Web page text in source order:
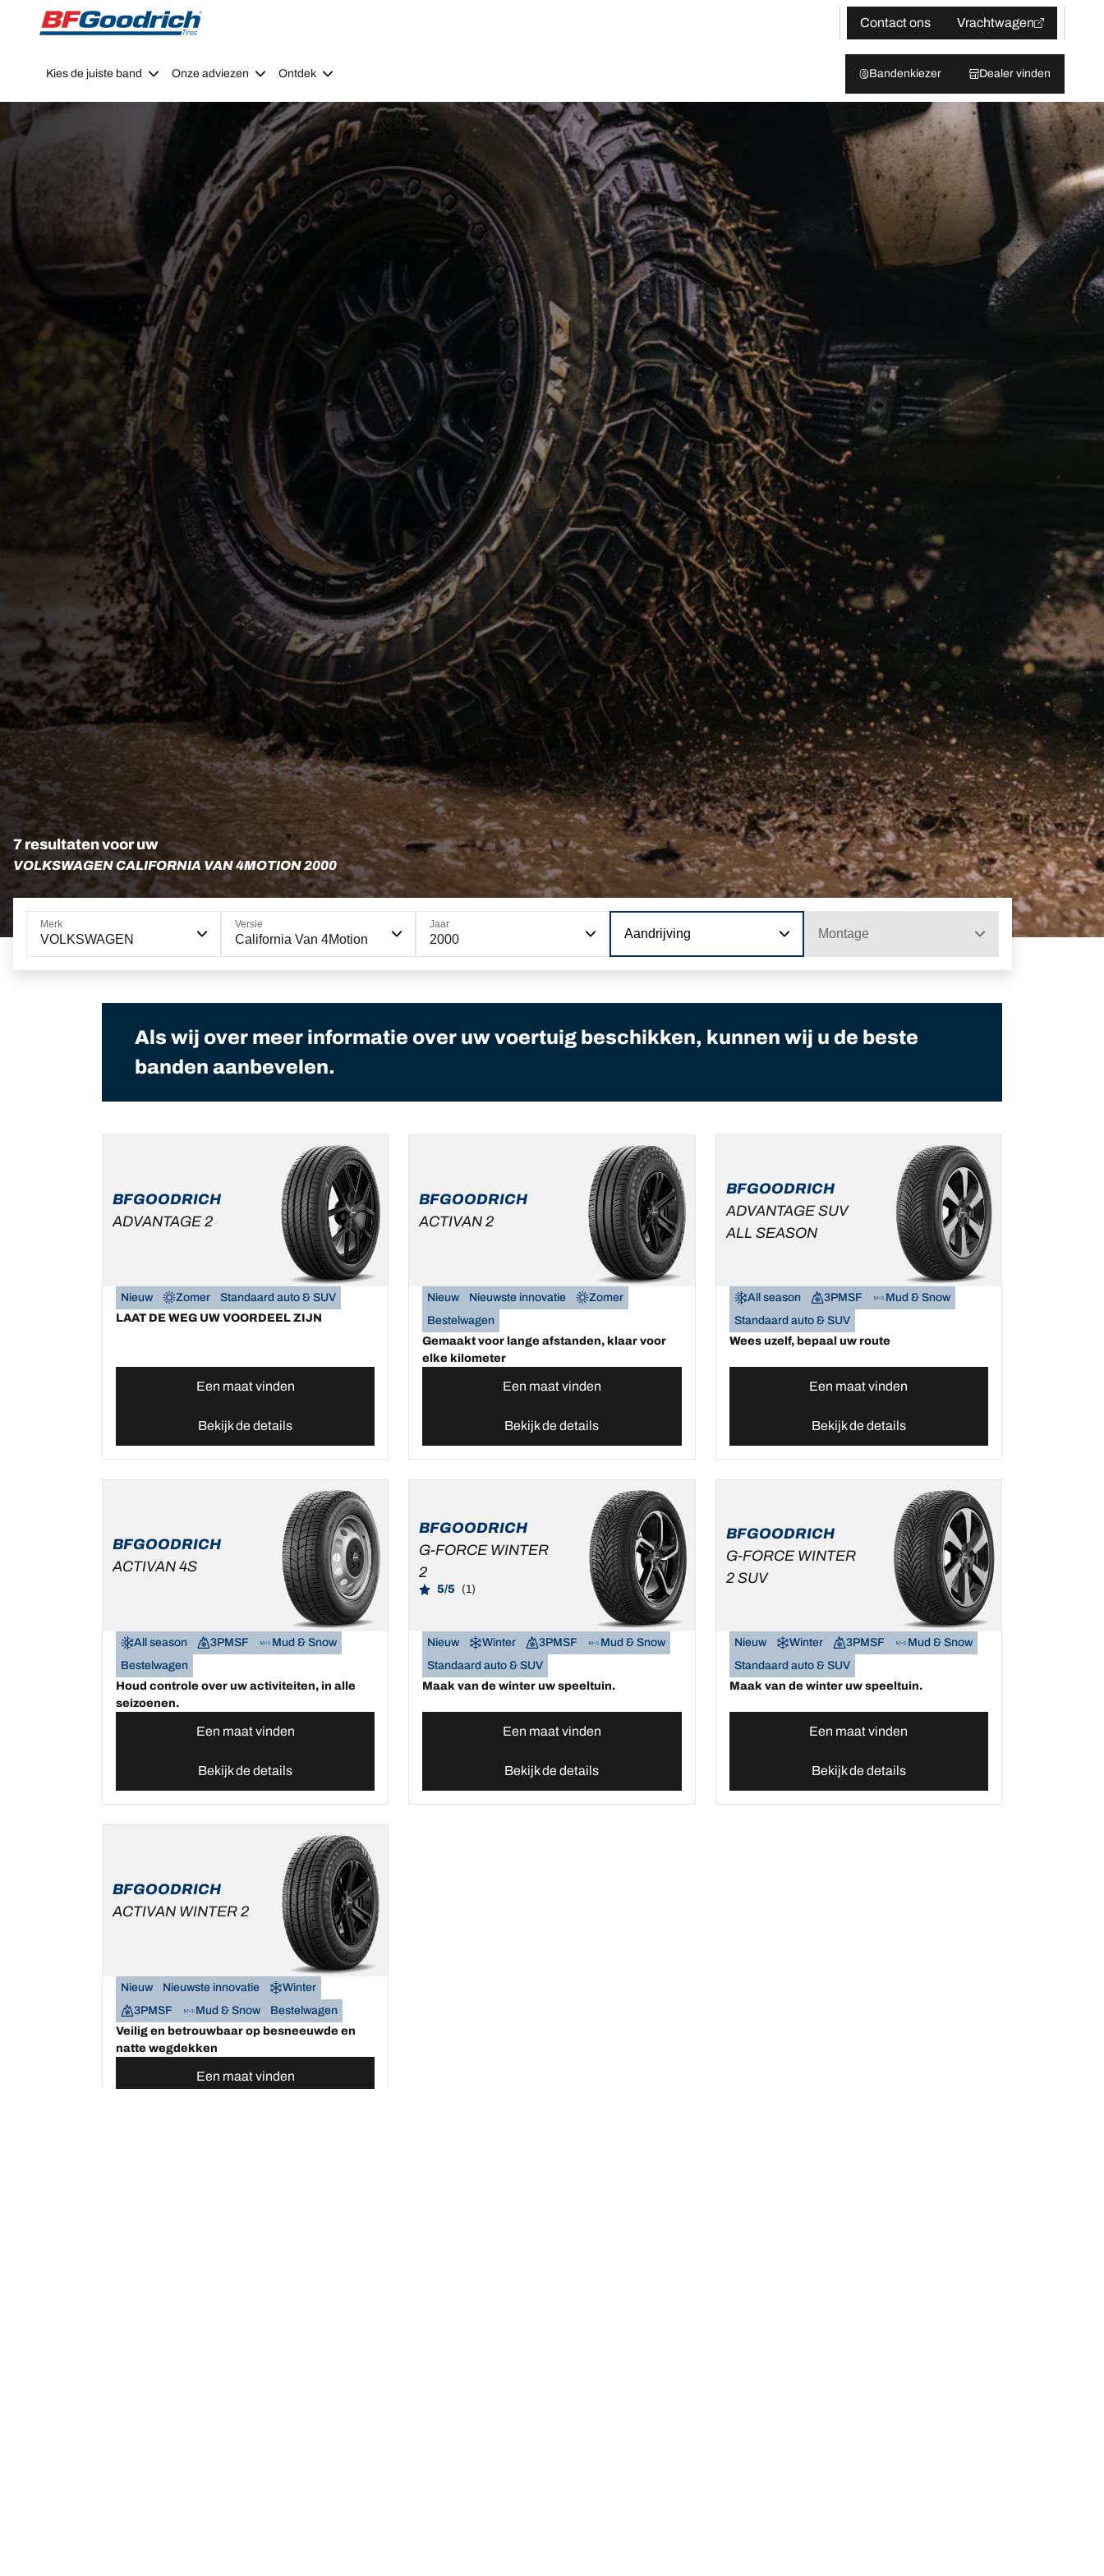
Go to page content
Go to page navigation
Contact ons
Vrachtwagen
Kies de juiste band Onze adviezen Ontdek Bandenkiezer Dealer vinden
7 resultaten voor uw
VOLKSWAGEN CALIFORNIA VAN 4MOTION 2000
Merk
VOLKSWAGEN
Versie
California Van 4Motion
Jaar
2000 Aandrijving Montage
Als wij over meer informatie over uw voertuig beschikken, kunnen wij u de beste
banden aanbevelen.
BFGOODRICH
ADVANTAGE 2
Nieuw Zomer
Standaard auto & SUV
LAAT DE WEG UW VOORDEEL ZIJN
Een maat vinden
Bekijk de details
BFGOODRICH
ACTIVAN 2
Nieuw Nieuwste innovatie
Zomer
Bestelwagen
Gemaakt voor lange afstanden, klaar voor
elke kilometer
Een maat vinden
Bekijk de details
BFGOODRICH
ADVANTAGE SUV
ALL SEASON
All season 3PMSF
Mud & Snow
Standaard auto & SUV
Wees uzelf, bepaal uw route
Een maat vinden
Bekijk de details
BFGOODRICH
ACTIVAN 4S
All season 3PMSF
Mud & Snow
Bestelwagen
Houd controle over uw activiteiten, in alle
seizoenen.
Een maat vinden
Bekijk de details
BFGOODRICH
G-FORCE WINTER
2
5/5 (1)
Nieuw Winter 3PMSF
Mud & Snow
Standaard auto & SUV
Maak van de winter uw speeltuin.
Een maat vinden
Bekijk de details
BFGOODRICH
G-FORCE WINTER
2 SUV
Nieuw Winter 3PMSF
Mud & Snow
Standaard auto & SUV
Maak van de winter uw speeltuin.
Een maat vinden
Bekijk de details
BFGOODRICH
ACTIVAN WINTER 2
Nieuw Nieuwste innovatie
Winter
3PMSF
Mud & Snow
Bestelwagen
Veilig en betrouwbaar op besneeuwde en
natte wegdekken
Een maat vinden